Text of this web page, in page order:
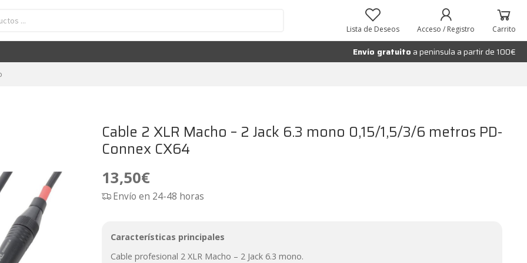
Lista de Deseos Acceso / Registro Carrito
Envío gratuito a peninsula a partir de 100€
Cable 2 XLR Macho – 2 Jack 6.3 mono 0,15/1,5/3/6 metros PD-
Connex CX64
13,50€
Envío en 24-48 horas
Características principales
Cable profesional 2 XLR Macho – 2 Jack 6.3 mono.
Añadir al carrito